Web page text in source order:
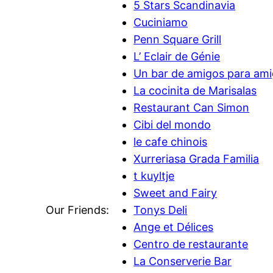
Our Friends:
5 Stars Scandinavia
Cuciniamo
Penn Square Grill
L’ Eclair de Génie
Un bar de amigos para
La cocinita de Marisalas
Restaurant Can Simon
Cibi del mondo
le cafe chinois
Xurreriasa Grada Familia
t kuyltje
Sweet and Fairy
Tonys Deli
Ange et Délices
Centro de restaurante
La Conserverie Bar